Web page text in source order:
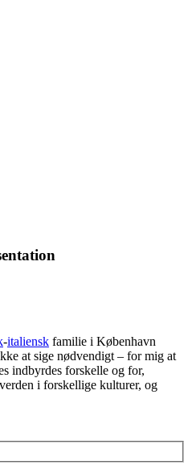
-italiensk familie i København
at sige nødvendigt – for mig at
indbyrdes forskelle og for,
i forskellige kulturer, og